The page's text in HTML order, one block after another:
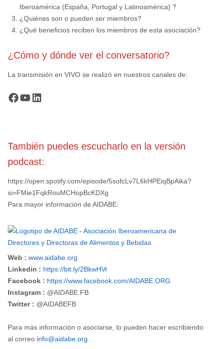
Iberoamérica (España, Portugal y Latinoamérica) ?
¿Quiénes son o pueden ser miembros?
¿Qué beneficios reciben los miembros de esta asociación?
¿Cómo y dónde ver el conversatorio?
La transmisión en VIVO se realizó en nuestros canales de:
Facebook
YouTube
LinkedIn
También puedes escucharlo en la versión
podcast:
https://open.spotify.com/episode/5sofcLv7L6kHPEiqBpAika?
si=FMie1FqkRouMCHopBcKDXg
Para mayor información de AIDABE:
Web : www.aidabe.org
Linkedin : https://bit.ly/2BkwHVr
Facebook : https://www.facebook.com/AIDABE.ORG
Instagram : @AIDABE.FB
Twitter : @AIDABEFB
Para más información o asociarse, lo pueden hacer escribiendo
al correo info@aidabe.org